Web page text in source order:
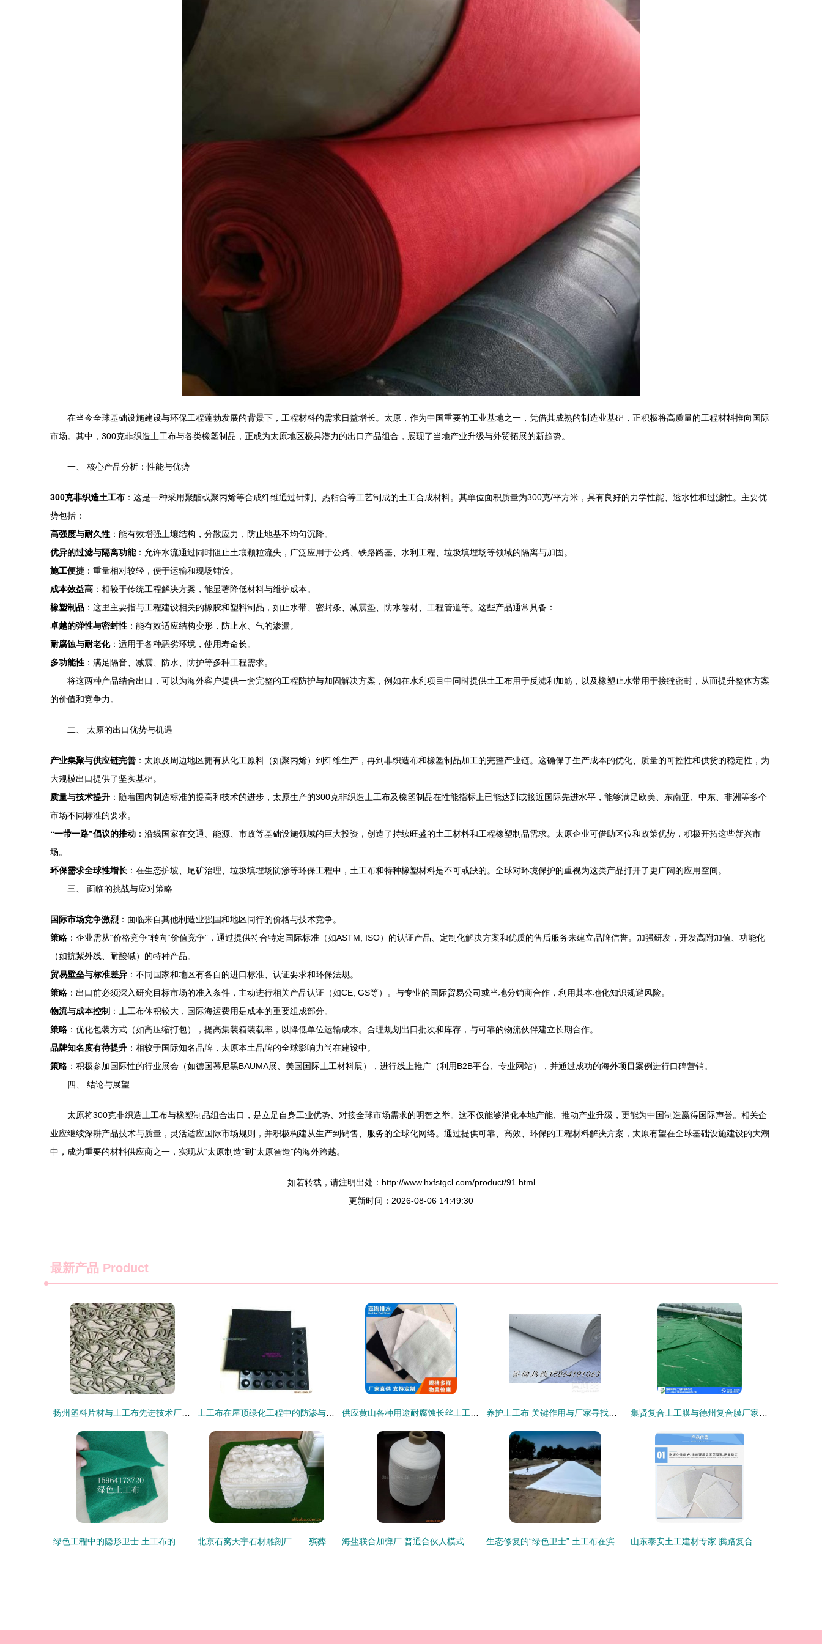
在当今全球基础设施建设与环保工程蓬勃发展的背景下，工程材料的需求日益增长。太原，作为中国重要的工业基地之一，凭借其成熟的制造业基础，正积极将高质量的工程材料推向国际
市场。其中，300克非织造土工布与各类橡塑制品，正成为太原地区极具潜力的出口产品组合，展现了当地产业升级与外贸拓展的新趋势。
一、 核心产品分析：性能与优势
300克非织造土工布 ：这是一种采用聚酯或聚丙烯等合成纤维通过针刺、热粘合等工艺制成的土工合成材料。其单位面积质量为300克/平方米，具有良好的力学性能、透水性和过滤性。主要优
势包括：
高强度与耐久性 ：能有效增强土壤结构，分散应力，防止地基不均匀沉降。
优异的过滤与隔离功能：允许水流通过同时阻止土壤颗粒流失，广泛应用于公路、铁路路基、水利工程、垃圾填埋场等领域的隔离与加固。
施工便捷 ：重量相对较轻，便于运输和现场铺设。
成本效益高 ：相较于传统工程解决方案，能显著降低材料与维护成本。
橡塑制品 ：这里主要指与工程建设相关的橡胶和塑料制品，如止水带、密封条、减震垫、防水卷材、工程管道等。这些产品通常具备：
卓越的弹性与密封性 ：能有效适应结构变形，防止水、气的渗漏。
耐腐蚀与耐老化：适用于各种恶劣环境，使用寿命长。
多功能性 ：满足隔音、减震、防水、防护等多种工程需求。
将这两种产品结合出口，可以为海外客户提供一套完整的工程防护与加固解决方案，例如在水利项目中同时提供土工布用于反滤和加筋，以及橡塑止水带用于接缝密封，从而提升整体方案
的价值和竞争力。
二、 太原的出口优势与机遇
产业集聚与供应链完善 ：太原及周边地区拥有从化工原料（如聚丙烯）到纤维生产，再到非织造布和橡塑制品加工的完整产业链。这确保了生产成本的优化、质量的可控性和供货的稳定性，为
大规模出口提供了坚实基础。
质量与技术提升 ：随着国内制造标准的提高和技术的进步，太原生产的300克非织造土工布及橡塑制品在性能指标上已能达到或接近国际先进水平，能够满足欧美、东南亚、中东、非洲等多个
市场不同标准的要求。
“一带一路”倡议的推动 ：沿线国家在交通、能源、市政等基础设施领域的巨大投资，创造了持续旺盛的土工材料和工程橡塑制品需求。太原企业可借助区位和政策优势，积极开拓这些新兴市
场。
环保需求全球性增长 ：在生态护坡、尾矿治理、垃圾填埋场防渗等环保工程中，土工布和特种橡塑材料是不可或缺的。全球对环境保护的重视为这类产品打开了更广阔的应用空间。
三、 面临的挑战与应对策略
国际市场竞争激烈 ：面临来自其他制造业强国和地区同行的价格与技术竞争。
策略 ：企业需从“价格竞争”转向“价值竞争”，通过提供符合特定国际标准（如ASTM, ISO）的认证产品、定制化解决方案和优质的售后服务来建立品牌信誉。加强研发，开发高附加值、功能化
（如抗紫外线、耐酸碱）的特种产品。
贸易壁垒与标准差异 ：不同国家和地区有各自的进口标准、认证要求和环保法规。
策略 ：出口前必须深入研究目标市场的准入条件，主动进行相关产品认证（如CE, GS等）。与专业的国际贸易公司或当地分销商合作，利用其本地化知识规避风险。
物流与成本控制 ：土工布体积较大，国际海运费用是成本的重要组成部分。
策略 ：优化包装方式（如高压缩打包），提高集装箱装载率，以降低单位运输成本。合理规划出口批次和库存，与可靠的物流伙伴建立长期合作。
品牌知名度有待提升 ：相较于国际知名品牌，太原本土品牌的全球影响力尚在建设中。
策略 ：积极参加国际性的行业展会（如德国慕尼黑BAUMA展、美国国际土工材料展），进行线上推广（利用B2B平台、专业网站），并通过成功的海外项目案例进行口碑营销。
四、 结论与展望
太原将300克非织造土工布与橡塑制品组合出口，是立足自身工业优势、对接全球市场需求的明智之举。这不仅能够消化本地产能、推动产业升级，更能为中国制造赢得国际声誉。相关企
业应继续深耕产品技术与质量，灵活适应国际市场规则，并积极构建从生产到销售、服务的全球化网络。通过提供可靠、高效、环保的工程材料解决方案，太原有望在全球基础设施建设的大潮
中，成为重要的材料供应商之一，实现从“太原制造”到“太原智造”的海外跨越。
如若转载，请注明出处：http://www.hxfstgcl.com/product/91.html
更新时间：2026-08-06 14:49:30
最新产品 Product